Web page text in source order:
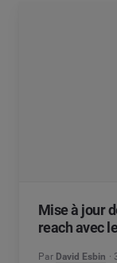
Mise à jour
reach avec
Par David Esbin